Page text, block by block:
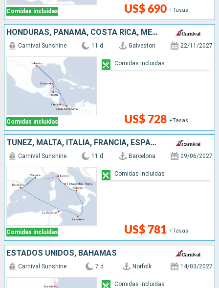
Comidas incluidas US$ 690 +Tasas
HONDURAS, PANAMÁ, COSTA RICA, MÉXICO, ESTADOS UNIDOS
Comidas incluidas
Carnival Sunshine 11 d Galveston 22/11/2027
US$ 728 +Tasas
Comidas incluidas
TÚNEZ, MALTA, ITALIA, FRANCIA, ESPAÑA
Comidas incluidas
Carnival Sunshine 11 d Barcelona 09/06/2027
US$ 781 +Tasas
Comidas incluidas
ESTADOS UNIDOS, BAHAMAS
Carnival Sunshine 7 d Norfolk 14/03/2027
Comidas incluidas